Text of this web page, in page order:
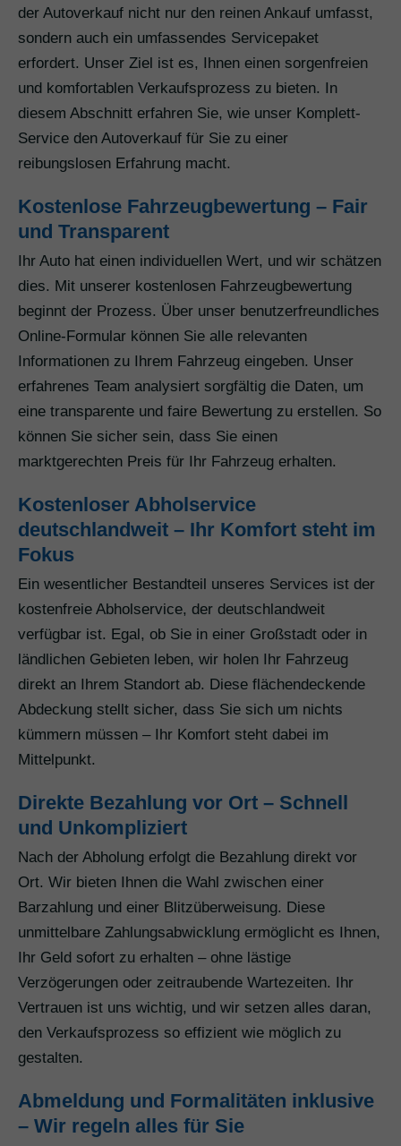
der Autoverkauf nicht nur den reinen Ankauf umfasst,
sondern auch ein umfassendes Servicepaket
erfordert. Unser Ziel ist es, Ihnen einen sorgenfreien
und komfortablen Verkaufsprozess zu bieten. In
diesem Abschnitt erfahren Sie, wie unser Komplett-
Service den Autoverkauf für Sie zu einer
reibungslosen Erfahrung macht.
Kostenlose Fahrzeugbewertung – Fair
und Transparent
Ihr Auto hat einen individuellen Wert, und wir schätzen
dies. Mit unserer kostenlosen Fahrzeugbewertung
beginnt der Prozess. Über unser benutzerfreundliches
Online-Formular können Sie alle relevanten
Informationen zu Ihrem Fahrzeug eingeben. Unser
erfahrenes Team analysiert sorgfältig die Daten, um
eine transparente und faire Bewertung zu erstellen. So
können Sie sicher sein, dass Sie einen
marktgerechten Preis für Ihr Fahrzeug erhalten.
Kostenloser Abholservice
deutschlandweit – Ihr Komfort steht im
Fokus
Ein wesentlicher Bestandteil unseres Services ist der
kostenfreie Abholservice, der deutschlandweit
verfügbar ist. Egal, ob Sie in einer Großstadt oder in
ländlichen Gebieten leben, wir holen Ihr Fahrzeug
direkt an Ihrem Standort ab. Diese flächendeckende
Abdeckung stellt sicher, dass Sie sich um nichts
kümmern müssen – Ihr Komfort steht dabei im
Mittelpunkt.
Direkte Bezahlung vor Ort – Schnell
und Unkompliziert
Nach der Abholung erfolgt die Bezahlung direkt vor
Ort. Wir bieten Ihnen die Wahl zwischen einer
Barzahlung und einer Blitzüberweisung. Diese
unmittelbare Zahlungsabwicklung ermöglicht es Ihnen,
Ihr Geld sofort zu erhalten – ohne lästige
Verzögerungen oder zeitraubende Wartezeiten. Ihr
Vertrauen ist uns wichtig, und wir setzen alles daran,
den Verkaufsprozess so effizient wie möglich zu
gestalten.
Abmeldung und Formalitäten inklusive
– Wir regeln alles für Sie